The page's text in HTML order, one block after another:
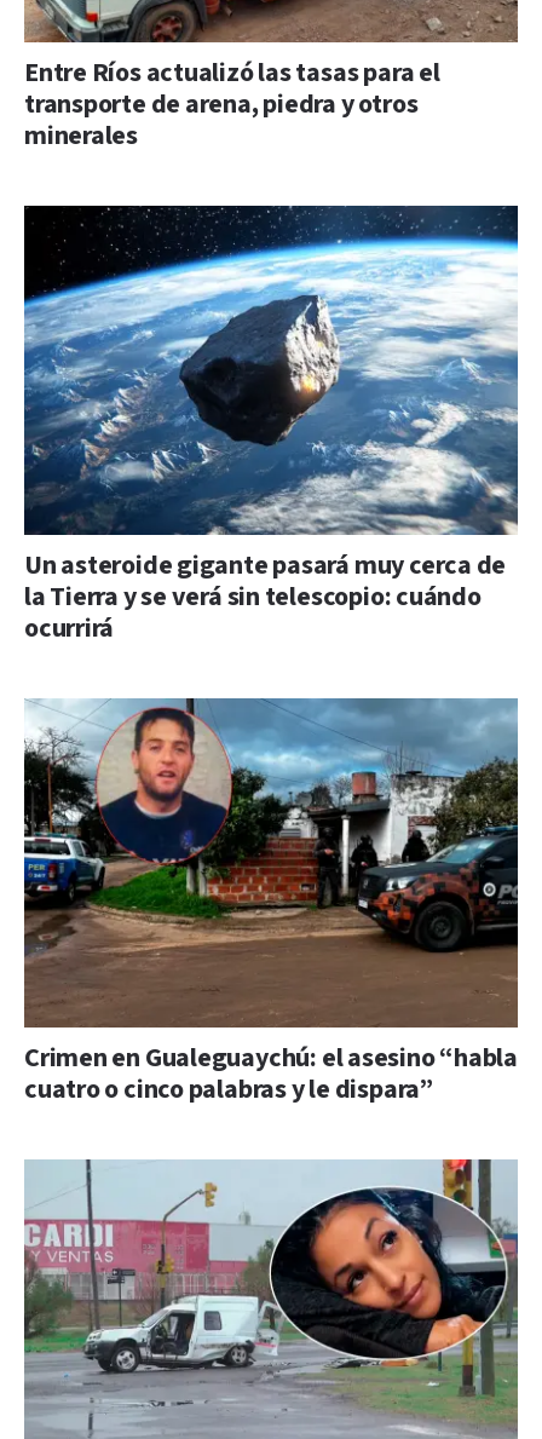
Entre Ríos actualizó las tasas para el
transporte de arena, piedra y otros
minerales
Un asteroide gigante pasará muy cerca de
la Tierra y se verá sin telescopio: cuándo
ocurrirá
Crimen en Gualeguaychú: el asesino “habla
cuatro o cinco palabras y le dispara”